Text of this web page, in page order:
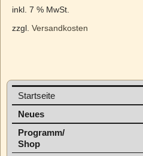
inkl. 7 % MwSt.
zzgl. Versandkosten
Startseite
Neues
Programm/
Shop